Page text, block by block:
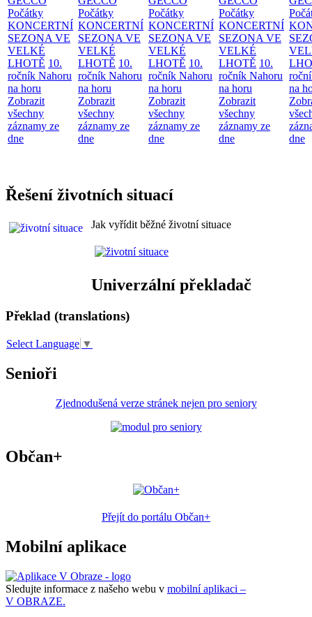
Počátky
KONCERTNÍ
SEZONA VE
VELKÉ
LHOTĚ 10.
ročník Nahoru
na horu
Zobrazit
všechny
záznamy ze
dne
Počátky
KONCERTNÍ
SEZONA VE
VELKÉ
LHOTĚ 10.
ročník Nahoru
na horu
Zobrazit
všechny
záznamy ze
dne
Počátky
KONCERTNÍ
SEZONA VE
VELKÉ
LHOTĚ 10.
ročník Nahoru
na horu
Zobrazit
všechny
záznamy ze
dne
Počátky
KONCERTNÍ
SEZONA VE
VELKÉ
LHOTĚ 10.
ročník Nahoru
na horu
Zobrazit
všechny
záznamy ze
dne
na
dne
Řešení životních situací
Jak vyřídit běžné životní situace
Univerzální překladač
Překlad (translations)
Select Language ▼
Senioři
Zjednodušená verze stránek nejen pro seniory
Občan+
Přejít do portálu Občan+
Mobilní aplikace
Sledujte informace z našeho webu v mobilní aplikaci –
V OBRAZE.